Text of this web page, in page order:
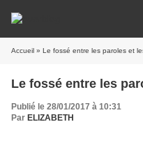
Accueil » Le fossé entre les paroles et
Le fossé entre les
Publié le 28/01/2017 à 10:31
Par ELIZABETH